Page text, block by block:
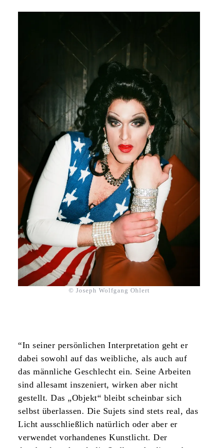
© Joseph Wolfgang Ohlert
“In seiner persönlichen Interpretation geht er
dabei sowohl auf das weibliche, als auch auf
das männliche Geschlecht ein. Seine Arbeiten
sind allesamt inszeniert, wirken aber nicht
gestellt. Das „Objekt“ bleibt scheinbar sich
selbst überlassen. Die Sujets sind stets real, das
Licht ausschließlich natürlich oder aber er
verwendet vorhandenes Kunstlicht. Der